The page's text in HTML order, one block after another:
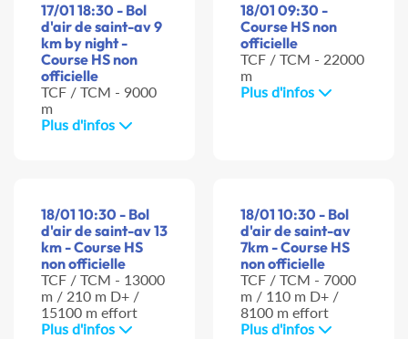
17/01 18:30 - Bol
d'air de saint-av 9
km by night -
Course HS non
officielle
TCF / TCM - 9000
m
Plus d'infos
18/01 09:30 -
Course HS non
officielle
TCF / TCM - 22000
m
Plus d'infos
18/01 10:30 - Bol
d'air de saint-av 13
km - Course HS
non officielle
TCF / TCM - 13000
m / 210 m D+ /
15100 m effort
Plus d'infos
18/01 10:30 - Bol
d'air de saint-av
7km - Course HS
non officielle
TCF / TCM - 7000
m / 110 m D+ /
8100 m effort
Plus d'infos